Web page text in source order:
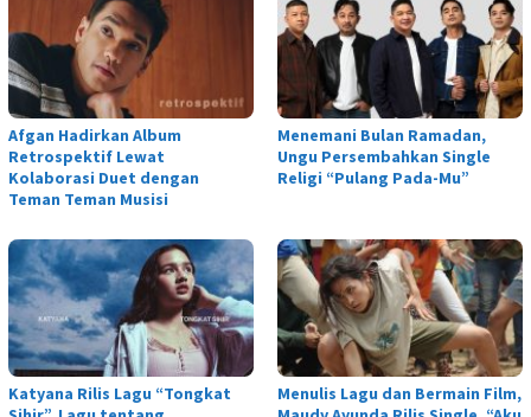
Afgan Hadirkan Album
Retrospektif Lewat
Kolaborasi Duet dengan
Teman Teman Musisi
Menemani Bulan Ramadan,
Ungu Persembahkan Single
Religi “Pulang Pada-Mu”
Katyana Rilis Lagu “Tongkat
Menulis Lagu dan Bermain Film,